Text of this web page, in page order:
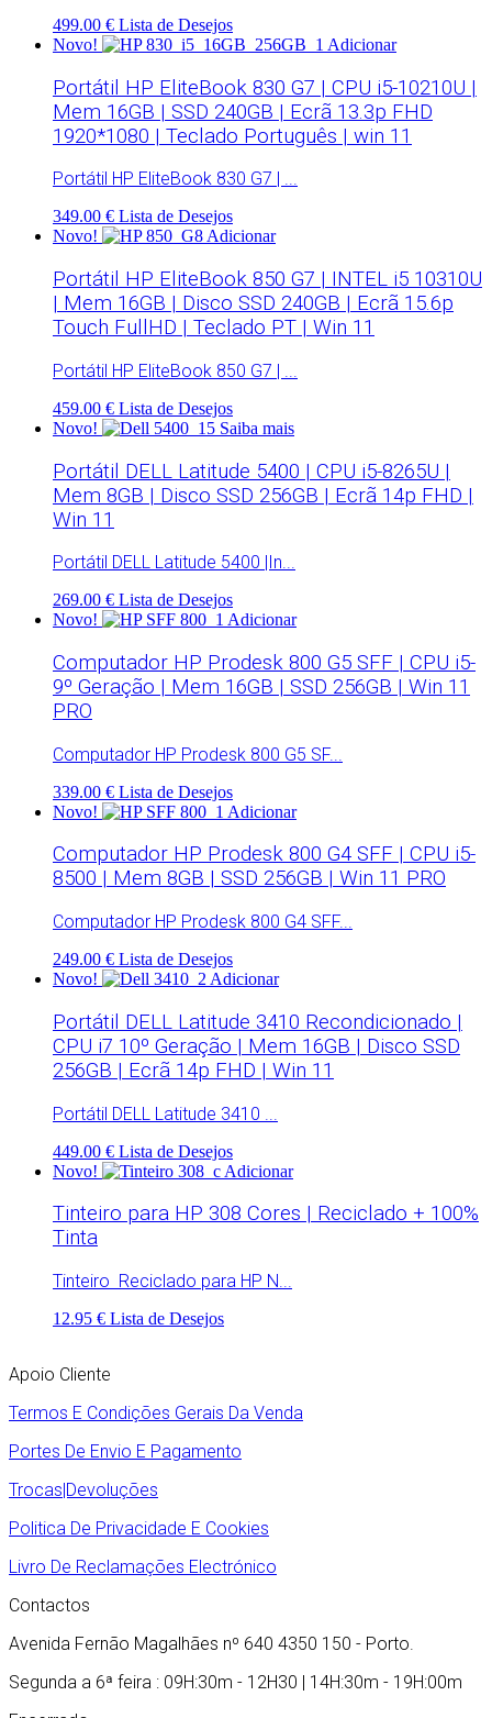
499.00 € Lista de Desejos
Novo!
Adicionar
Portátil HP EliteBook 830 G7 | CPU i5-10210U |
Mem 16GB | SSD 240GB | Ecrã 13.3p FHD
1920*1080 | Teclado Português | win 11
Portátil HP EliteBook 830 G7 | ...
349.00 € Lista de Desejos
Novo!
Adicionar
Portátil HP EliteBook 850 G7 | INTEL i5 10310U
| Mem 16GB | Disco SSD 240GB | Ecrã 15.6p
Touch FullHD | Teclado PT | Win 11
Portátil HP EliteBook 850 G7 | ...
459.00 € Lista de Desejos
Novo!
Saiba mais
Portátil DELL Latitude 5400 | CPU i5-8265U |
Mem 8GB | Disco SSD 256GB | Ecrã 14p FHD |
Win 11
Portátil DELL Latitude 5400 |In...
269.00 € Lista de Desejos
Novo!
Adicionar
Computador HP Prodesk 800 G5 SFF | CPU i5-
9º Geração | Mem 16GB | SSD 256GB | Win 11
PRO
Computador HP Prodesk 800 G5 SF...
339.00 € Lista de Desejos
Novo!
Adicionar
Computador HP Prodesk 800 G4 SFF | CPU i5-
8500 | Mem 8GB | SSD 256GB | Win 11 PRO
Computador HP Prodesk 800 G4 SFF...
249.00 € Lista de Desejos
Novo!
Adicionar
Portátil DELL Latitude 3410 Recondicionado |
CPU i7 10º Geração | Mem 16GB | Disco SSD
256GB | Ecrã 14p FHD | Win 11
Portátil DELL Latitude 3410 ...
449.00 € Lista de Desejos
Novo!
Adicionar
Tinteiro para HP 308 Cores | Reciclado + 100%
Tinta
Tinteiro Reciclado para HP N...
12.95 € Lista de Desejos
Apoio Cliente
Termos E Condições Gerais Da Venda
Portes De Envio E Pagamento
Trocas|Devoluções
Politica De Privacidade E Cookies
Livro De Reclamações Electrónico
Contactos
Avenida Fernão Magalhães nº 640 4350 150 - Porto.
Segunda a 6ª feira : 09H:30m - 12H30 | 14H:30m - 19H:00m